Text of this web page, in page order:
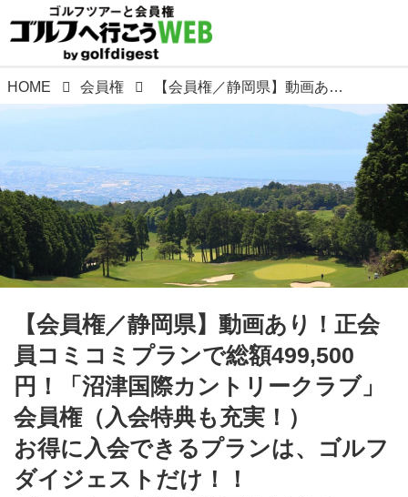
HOME 会員権 【会員権／静岡県】動画あり！正会員コミコミプランで総額499,500円！「沼津国際カントリークラブ」会員権（入会特典も充実！） お得に入会できるプランは、ゴルフダイジェストだけ！！ プレーヤー目線の動画も是非チェック！
【会員権／静岡県】動画あり！正会
員コミコミプランで総額499,500
円！「沼津国際カントリークラブ」
会員権（入会特典も充実！）
お得に入会できるプランは、ゴルフ
ダイジェストだけ！！